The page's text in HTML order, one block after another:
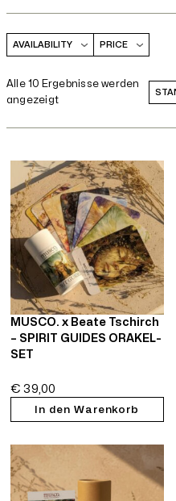
AVAILABILITY PRICE
Alle 10 Ergebnisse werden
angezeigt
MUSCO. x Beate Tschirch
– SPIRIT GUIDES ORAKEL-
SET
€ 39,00
In den Warenkorb